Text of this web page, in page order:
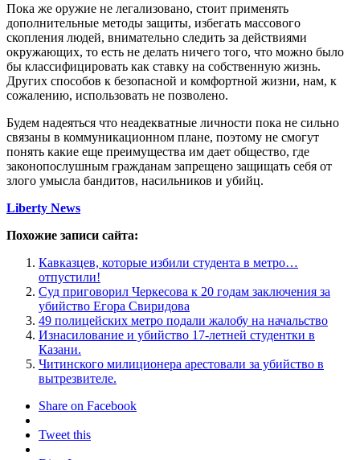
Пока же оружие не легализовано, стоит применять
дополнительные методы защиты, избегать массового
скопления людей, внимательно следить за действиями
окружающих, то есть не делать ничего того, что можно было
бы классифицировать как ставку на собственную жизнь.
Других способов к безопасной и комфортной жизни, нам, к
сожалению, использовать не позволено.
Будем надеяться что неадекватные личности пока не сильно
связаны в коммуникационном плане, поэтому не смогут
понять какие еще преимущества им дает общество, где
законопослушным гражданам запрещено защищать себя от
злого умысла бандитов, насильников и убийц.
Liberty News
Похожие записи сайта:
Кавказцев, которые избили студента в метро…
отпустили!
Суд приговорил Черкесова к 20 годам заключения за
убийство Егора Свиридова
49 полицейских метро подали жалобу на начальство
Изнасилование и убийство 17-летней студентки в
Казани.
Читинского милиционера арестовали за убийство в
вытрезвителе.
Share on Facebook
Tweet this